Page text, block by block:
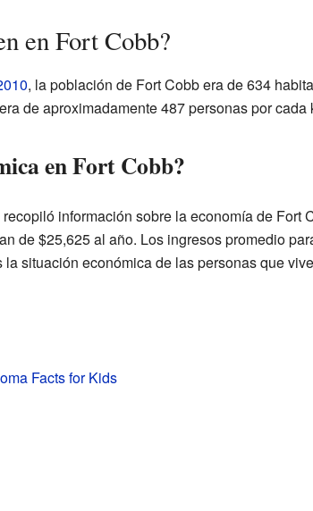
en Fort Cobb?
, la población de Fort Cobb era de 634
de aproximadamente 487 personas por cada
en Fort Cobb?
recopiló información sobre la economía de Fort
de $25,625 al año. Los ingresos promedio
situación económica de las personas que
Facts for Kids